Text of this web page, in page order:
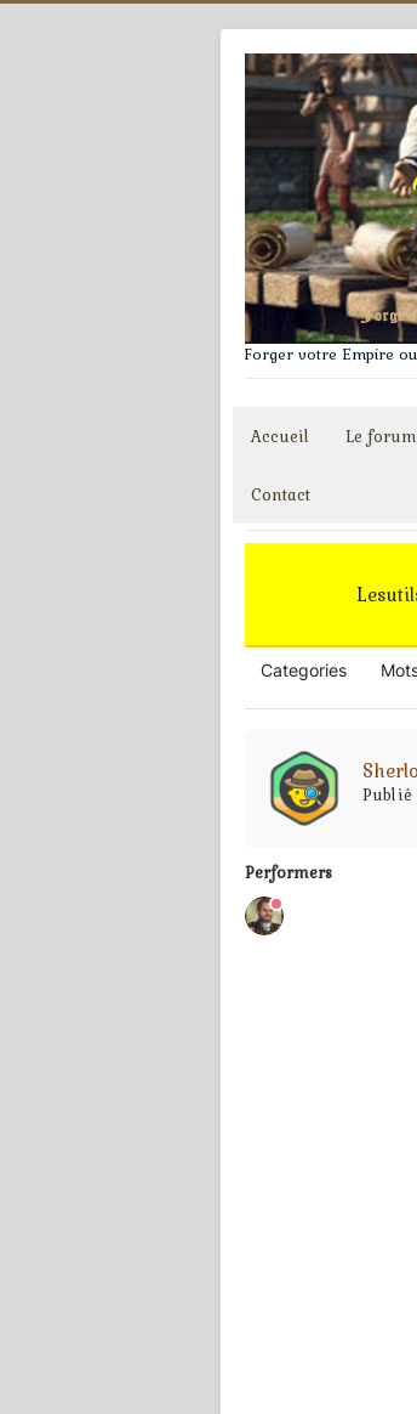
Forger votre Empire
Accueil Le forum
Contact
Categories
Publié
Performers